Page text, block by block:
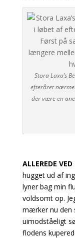
Stora Laxa’s
efteråret
der være en
ALLEREDE
hugget ud af
lyner bag min
voldsomt op.
mærker nu den
uimodståeligt
flodens